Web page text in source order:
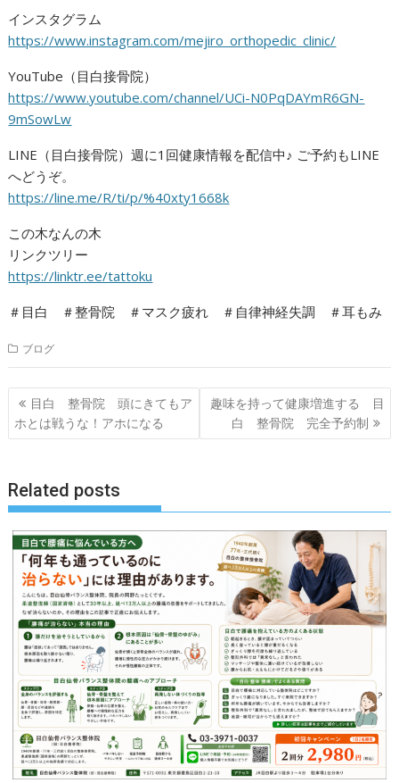
インスタグラム
https://www.instagram.com/mejiro_orthopedic_clinic/
YouTube（目白接骨院）
https://www.youtube.com/channel/UCi-N0PqDAYmR6GN-
9mSowLw
LINE（目白接骨院）週に1回健康情報を配信中♪ ご予約もLINE
へどうぞ。
https://line.me/R/ti/p/%40xty1668k
この木なんの木
リンクツリー
https://linktr.ee/tattoku
＃目白 ＃整骨院 ＃マスク疲れ ＃自律神経失調 ＃耳もみ
ブログ
投
稿
ナ
ゲ
ー
シ
ョ
ン
目白 整骨院 頭にきてもア
ホとは戦うな！アホになる
趣味を持って健康増進する 目
白 整骨院 完全予約制
Related posts